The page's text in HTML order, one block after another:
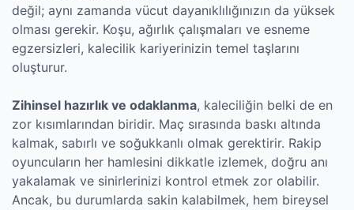
değil; aynı zamanda vücut dayanıklılığınızın da yüksek
olması gerekir. Koşu, ağırlık çalışmaları ve esneme
egzersizleri, kalecilik kariyerinizin temel taşlarını
oluşturur.
Zihinsel hazırlık ve odaklanma, kaleciliğin belki de en
zor kısımlarından biridir. Maç sırasında baskı altında
kalmak, sabırlı ve soğukkanlı olmak gerektirir. Rakip
oyuncuların her hamlesini dikkatle izlemek, doğru anı
yakalamak ve sinirlerinizi kontrol etmek zor olabilir.
Ancak, bu durumlarda sakin kalabilmek, hem bireysel